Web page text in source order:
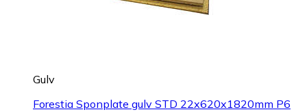
Gulv
Forestia Sponplate gulv STD 22x620x1820mm P6